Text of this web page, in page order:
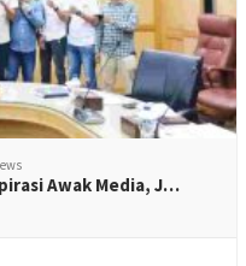
Awak Media, J…